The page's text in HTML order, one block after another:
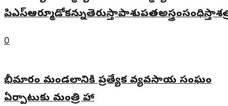
0
భీమారం మండలానికి ప్రత్యేక వ్యవసాయ సంఘం
ఏర్పాటుకు మంత్రి హామీ